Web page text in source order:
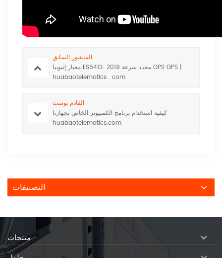
المنشور السابق
معيار إثيوبيا ES6413: 2019 محدد سرعة GPS GPS |
huabaotelematics . com
القادم بوست
كيفية استخدام برنامج الكمبيوتر الخاص بجهازنا
huabaotelematics.com
التصنيفات
منتجات